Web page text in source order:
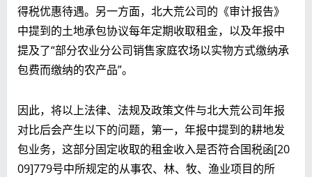
得税优惠待遇。另一方面，北大荒公司的《审计报告》
中提到的土地承包协议每年定期收取租金，以及年报中
提及了“部分农业分公司销售家庭农场以实物方式缴纳承
包费而缴纳的农产品”。
因此，将以上法律、法规及政策文件与北大荒公司年报
对比后会产生以下的问题，第一，年报中提到的耕地发
包业务，这部分固定收取的租金收入是否符合国税函[20
09]779号中所规定的从事农、林、牧、渔业项目的所